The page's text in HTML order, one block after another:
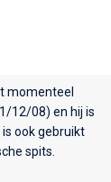
momenteel
12/08) en hij is
ook gebruikt
spits.